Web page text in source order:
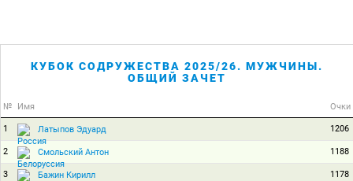
КУБОК СОДРУЖЕСТВА 2025/26. МУЖЧИНЫ.
ОБЩИЙ ЗАЧЕТ
№ Имя Очки
1 Латыпов Эдуард 1206
2 Смольский Антон 1188
3 Бажин Кирилл 1178